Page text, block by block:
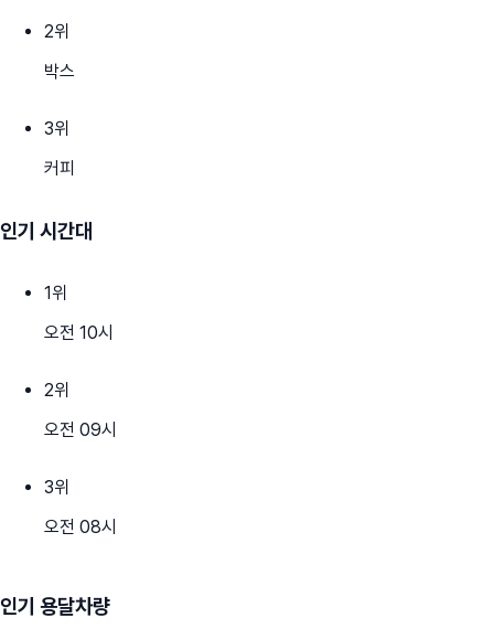
2위
박스
3위
커피
인기 시간대
1위
오전 10시
2위
오전 09시
3위
오전 08시
인기 용달차량